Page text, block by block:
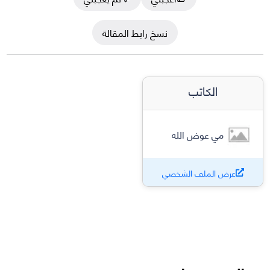
نسخ رابط المقالة
الكاتب
مي عوض الله
عرض الملف الشخصي